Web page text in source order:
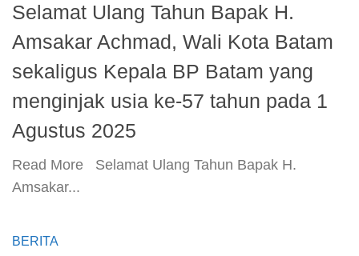
Selamat Ulang Tahun Bapak H.
Amsakar Achmad, Wali Kota Batam
sekaligus Kepala BP Batam yang
menginjak usia ke-57 tahun pada 1
Agustus 2025
​Read More ​ Selamat Ulang Tahun Bapak H.
Amsakar...
BERITA